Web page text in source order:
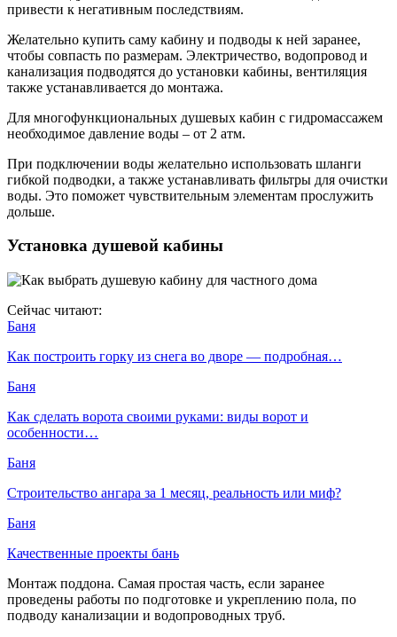
привести к негативным последствиям.
Желательно купить саму кабину и подводы к ней заранее,
чтобы совпасть по размерам. Электричество, водопровод и
канализация подводятся до установки кабины, вентиляция
также устанавливается до монтажа.
Для многофункциональных душевых кабин с гидромассажем
необходимое давление воды – от 2 атм.
При подключении воды желательно использовать шланги
гибкой подводки, а также устанавливать фильтры для очистки
воды. Это поможет чувствительным элементам прослужить
дольше.
Установка душевой кабины
Сейчас читают:
Баня
Как построить горку из снега во дворе — подробная…
Баня
Как сделать ворота своими руками: виды ворот и
особенности…
Баня
Строительство ангара за 1 месяц, реальность или миф?
Баня
Качественные проекты бань
Монтаж поддона. Самая простая часть, если заранее
проведены работы по подготовке и укреплению пола, по
подводу канализации и водопроводных труб.